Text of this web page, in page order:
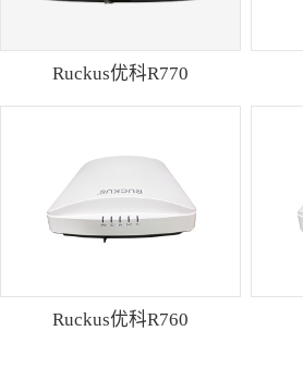
Ruckus优科R770
Ruckus优科R760